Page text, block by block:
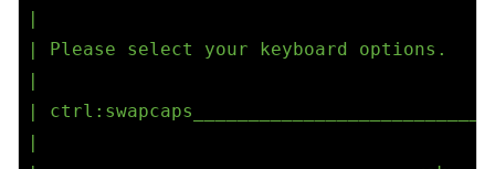
| Please select your keyboard
|